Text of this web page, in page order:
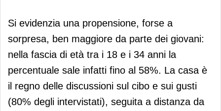
Si evidenzia una propensione, forse a
sorpresa, ben maggiore da parte dei giovani:
nella fascia di età tra i 18 e i 34 anni la
percentuale sale infatti fino al 58%. La casa è
il regno delle discussioni sul cibo e sui gusti
(80% degli intervistati), seguita a distanza da